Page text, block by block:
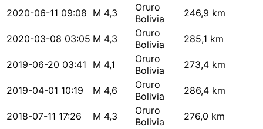
2020-06-11 09:08 M 4,3
Oruro
Bolivia
246,9 km
2020-03-08 03:05 M 4,3
Oruro
Bolivia
285,1 km
2019-06-20 03:41 M 4,1
Oruro
Bolivia
273,4 km
2019-04-01 10:19 M 4,6
Oruro
Bolivia
286,4 km
2018-07-11 17:26 M 4,3
Oruro
Bolivia
276,0 km